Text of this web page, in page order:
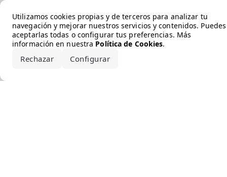
Utilizamos cookies propias y de terceros para analizar tu
navegación y mejorar nuestros servicios y contenidos. Puedes
aceptarlas todas o configurar tus preferencias. Más
información en nuestra Política de Cookies.
Rechazar Configurar
Error loading the brand